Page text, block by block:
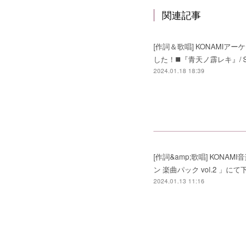
関連記事
[作詞＆歌唱] KONAMIアー
した！◼️『青天ノ霹レキ』/
2024.01.18 18:39
[作詞&amp;歌唱] KONAMI
ン 楽曲パック vol.2 」にて
2024.01.13 11:16